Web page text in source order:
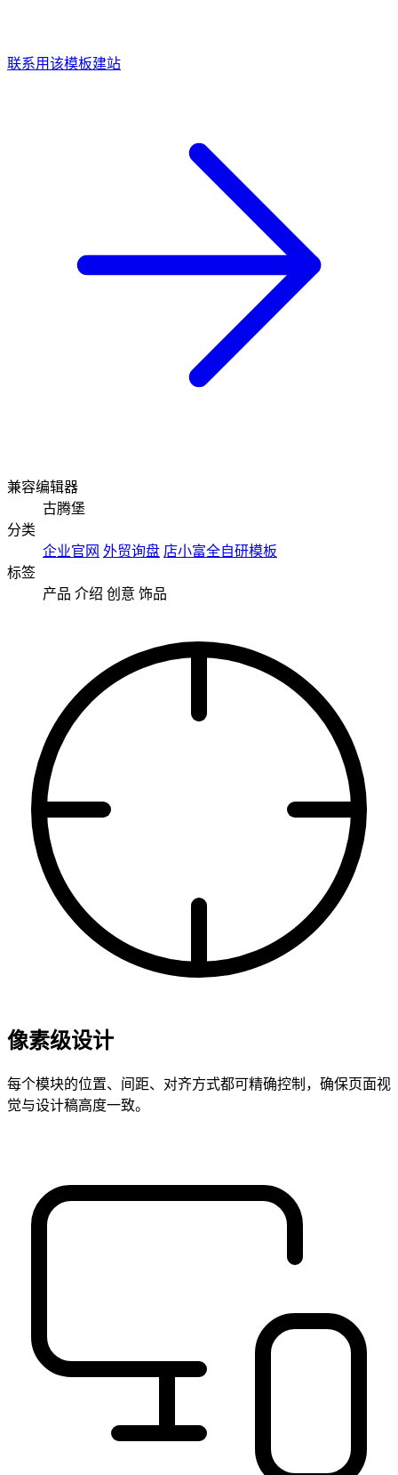
联系用该模板建站
兼容编辑器
古腾堡
分类
企业官网 外贸询盘 店小富全自研模板
标签
产品 介绍 创意 饰品
像素级设计
每个模块的位置、间距、对齐方式都可精确控制，确保页面视
觉与设计稿高度一致。